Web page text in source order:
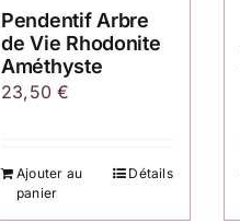
Pendentif Arbre
de Vie Rhodonite
Améthyste
23,50€
Ajouter au
panier
Détails